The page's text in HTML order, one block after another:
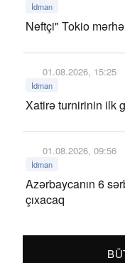
İdman
Neftçi" Tokio
01.08.2026, 15:25
İdman
Xatirə turnirinin ilk
01.08.2026, 09:56
İdman
Azərbaycanın 6
çıxacaq